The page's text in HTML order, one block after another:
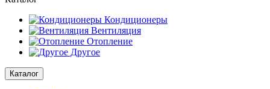
Кондиционеры
Вентиляция
Отопление
Другое
Каталог